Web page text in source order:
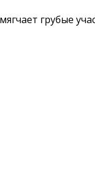
грубые